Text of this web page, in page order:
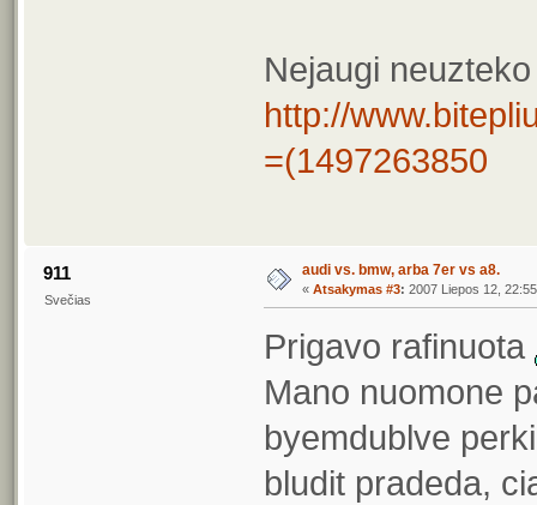
Nejaugi
http://
=(1497263850
911
Svečias
audi vs. bmw, arba 7er vs a8.
« Atsakymas #3: 2007 Liepos 12,
Prigavo rafinuota
Mano nuomone
byemdublve
bludit pradeda,